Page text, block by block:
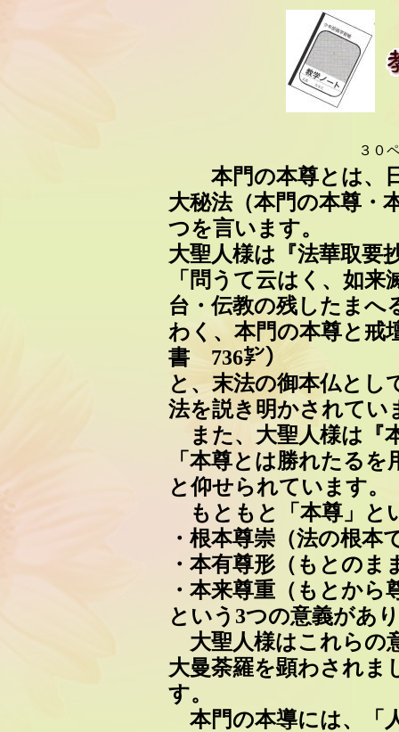
３０
本門の本尊とは、日
大秘法（本門の本尊・
つを言います。
大聖人様は『法華取要
「問うて云はく、如
台・伝教の残したまへ
わく、本門の本尊と戒
書 736㌢）
と、末法の御本仏とし
法を説き明かされてい
また、大聖人様は『
「本尊とは勝れたるを
と仰せられています。
もともと「本尊」と
・根本尊崇（法の根本
・本有尊形（もとのま
・本来尊重（もとから
という3つの意義があ
大聖人様はこれらの
大曼荼羅を顕わされま
す。
本門の本導には、「